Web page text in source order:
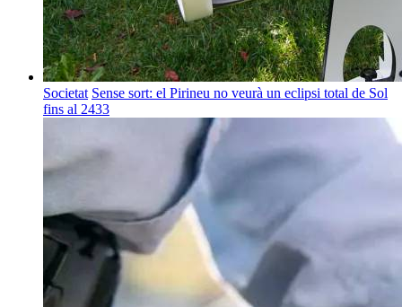
Societat Sense sort: el Pirineu no veurà un eclipsi total de Sol
fins al 2433